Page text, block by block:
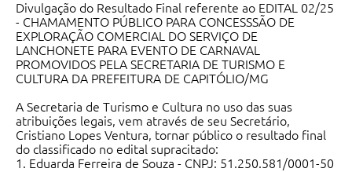
Acesso à Informação
Contato
Divulgação do Resultado Final referente ao EDITAL 02/25
- CHAMAMENTO PÚBLICO PARA CONCESSSÃO DE
EXPLORAÇÃO COMERCIAL DO SERVIÇO DE
LANCHONETE PARA EVENTO DE CARNAVAL
PROMOVIDOS PELA SECRETARIA DE TURISMO E
CULTURA DA PREFEITURA DE CAPITÓLIO/MG
A Secretaria de Turismo e Cultura no uso das suas
atribuições legais, vem através de seu Secretário,
Cristiano Lopes Ventura, tornar público o resultado final
do classificado no edital supracitado:
1. Eduarda Ferreira de Souza - CNPJ: 51.250.581/0001-50